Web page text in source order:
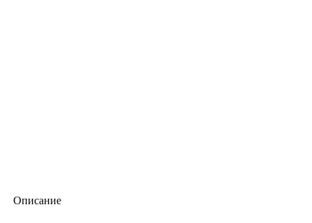
Описание